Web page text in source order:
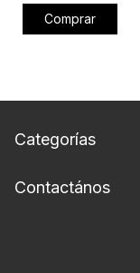
Comprar
Categorías
Contactános